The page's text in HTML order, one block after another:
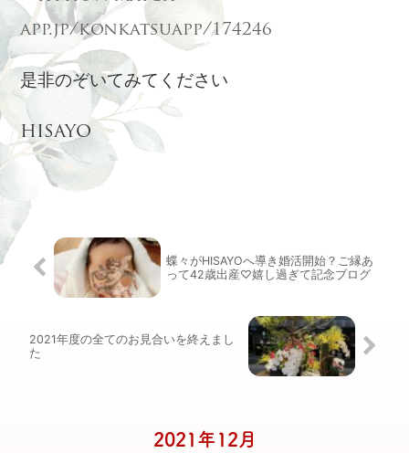
app.jp/konkatsuapp/174246
是非のぞいてみてください
HISAYO
蝶々がHISAYOへ導き婚活開始？ご縁あ
って42歳出産♡嬉し過ぎて記念ブログ
2021年度の全てのお見合いを終えまし
た
2021年12月